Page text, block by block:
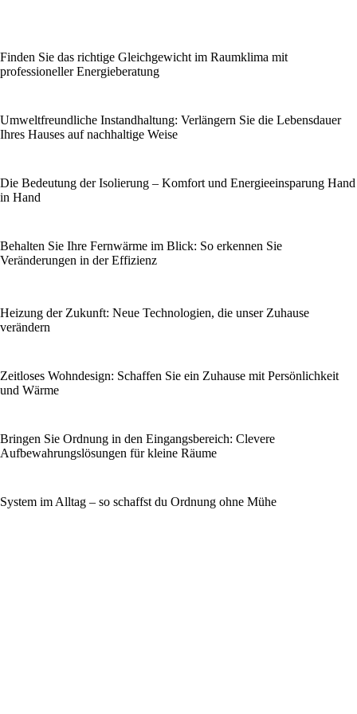
Finden Sie das richtige Gleichgewicht im Raumklima mit
professioneller Energieberatung
Umweltfreundliche Instandhaltung: Verlängern Sie die Lebensdauer
Ihres Hauses auf nachhaltige Weise
Die Bedeutung der Isolierung – Komfort und Energieeinsparung Hand
in Hand
Behalten Sie Ihre Fernwärme im Blick: So erkennen Sie
Veränderungen in der Effizienz
Heizung der Zukunft: Neue Technologien, die unser Zuhause
verändern
Zeitloses Wohndesign: Schaffen Sie ein Zuhause mit Persönlichkeit
und Wärme
Bringen Sie Ordnung in den Eingangsbereich: Clevere
Aufbewahrungslösungen für kleine Räume
System im Alltag – so schaffst du Ordnung ohne Mühe